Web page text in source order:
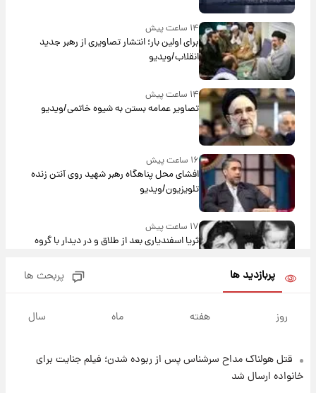
۱۴ ساعت پیش
برای اولین بار؛ انتشار تصاویری از رهبر جدید
انقلاب/ویدیو
۱۴ ساعت پیش
تصاویر عمامه بستن به شیوه خاتمی/ویدیو
۱۶ ساعت پیش
افشای محل پناهگاه‌ رهبر شهید روی آنتن زنده
تلویزیون/ویدیو
۱۷ ساعت پیش
ثریا اسفندیاری بعد از طلاق و در دیدار با گروه
پول به معشوقه با درآمد یوفا
۱۷ ساعت پیش
پربازدید ها پربحث ها
روز هفته ماه سال
قتل هولناک مداح سرشناس پس از ربوده شدن؛ فیلم جنایت برای
خانواده ارسال شد